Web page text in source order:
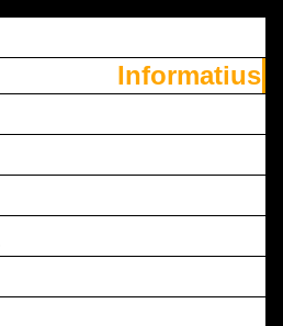
Informatius